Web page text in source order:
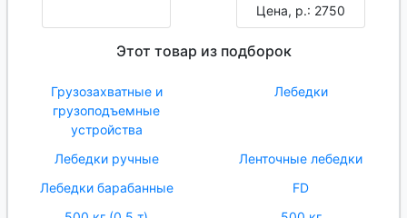
Цена, р.: 2750
Этот товар из подборок
Грузозахватные и
грузоподъемные
устройства
Лебедки
Лебедки ручные
Ленточные лебедки
Лебедки барабанные
FD